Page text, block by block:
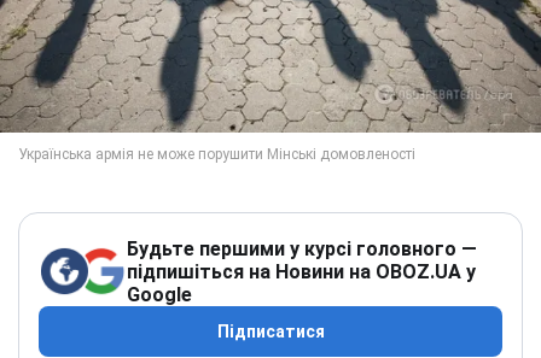
Будьте першими у курсі головного —
підпишіться на Новини на OBOZ.UA у
Google
Підписатися